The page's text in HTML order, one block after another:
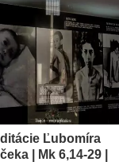
Ľubomíra
| Mk 6,14-29 |